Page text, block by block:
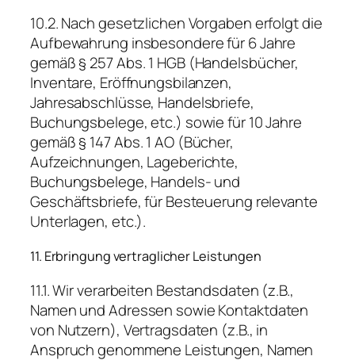
10.2. Nach gesetzlichen Vorgaben erfolgt die
Aufbewahrung insbesondere für 6 Jahre
gemäß § 257 Abs. 1 HGB (Handelsbücher,
Inventare, Eröffnungsbilanzen,
Jahresabschlüsse, Handelsbriefe,
Buchungsbelege, etc.) sowie für 10 Jahre
gemäß § 147 Abs. 1 AO (Bücher,
Aufzeichnungen, Lageberichte,
Buchungsbelege, Handels- und
Geschäftsbriefe, für Besteuerung relevante
Unterlagen, etc.).
11. Erbringung vertraglicher Leistungen
11.1. Wir verarbeiten Bestandsdaten (z.B.,
Namen und Adressen sowie Kontaktdaten
von Nutzern), Vertragsdaten (z.B., in
Anspruch genommene Leistungen, Namen